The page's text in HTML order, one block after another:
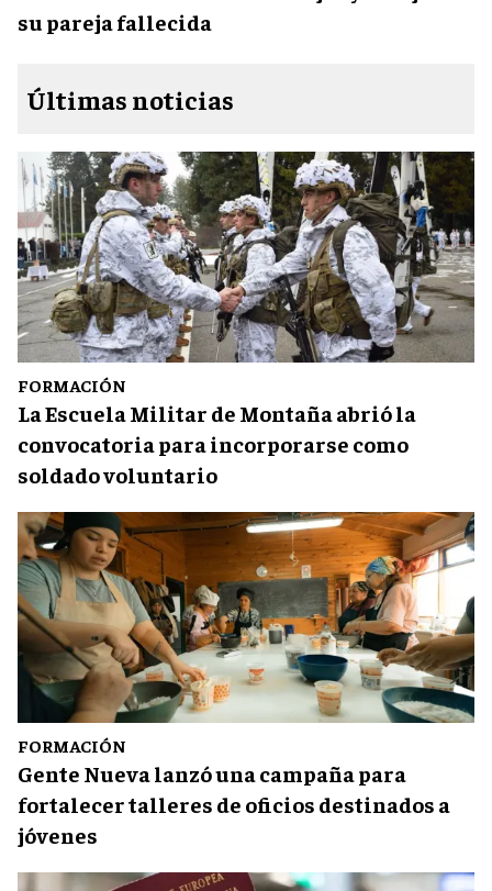
su pareja fallecida
Últimas noticias
FORMACIÓN
La Escuela Militar de Montaña abrió la
convocatoria para incorporarse como
soldado voluntario
FORMACIÓN
Gente Nueva lanzó una campaña para
fortalecer talleres de oficios destinados a
jóvenes